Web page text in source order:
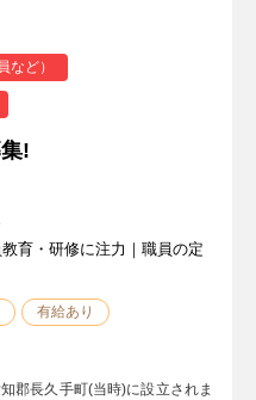
など）
!
育・研修に注力｜職員の定
有給あり
郡長久手町(当時)に設立されま